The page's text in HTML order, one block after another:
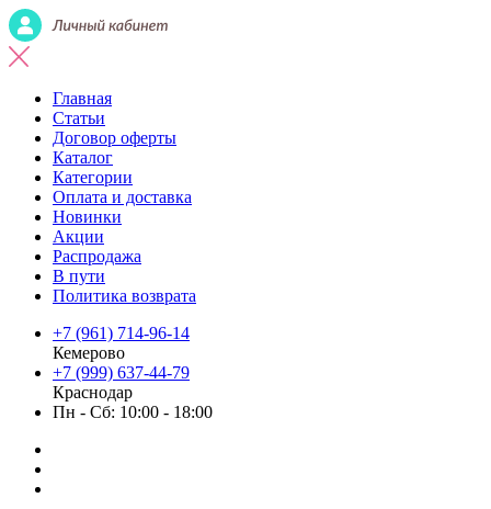
Главная
Статьи
Договор оферты
Каталог
Категории
Оплата и доставка
Новинки
Акции
Распродажа
В пути
Политика возврата
+7 (961) 714-96-14
Кемерово
+7 (999) 637-44-79
Краснодар
Пн - Сб: 10:00 - 18:00